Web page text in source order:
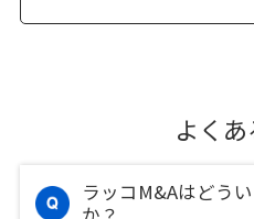
よく
ラッコM&Aはどう